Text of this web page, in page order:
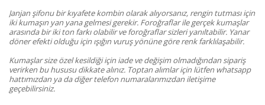
Janjan şifonu bir kıyafete kombin olarak alıyorsanız, rengin tutması için
iki kumaşın yan yana gelmesi gerekir. Foroğraflar ile gerçek kumaşlar
arasında bir iki ton farkı olabilir ve foroğraflar sizleri yanıltabilir. Yanar
döner efekti olduğu için ışığın vuruş yönüne göre renk farklılaşabilir.
Kumaşlar size özel kesildiği için iade ve değişim olmadığından sipariş
verirken bu hususu dikkate alınız. Toptan alımlar için lütfen whatsapp
hattımızdan ya da diğer telefon numaralarımızdan iletişime
geçebilirsiniz.